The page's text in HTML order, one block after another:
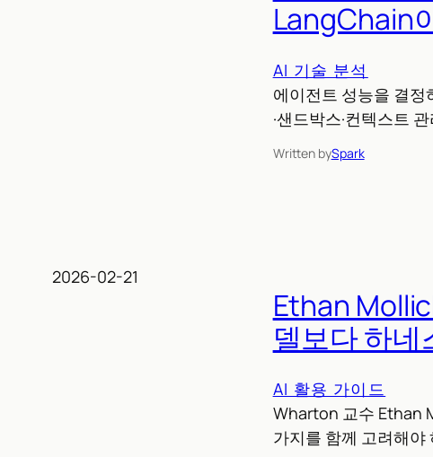
LangChain
AI 기술 분석
에이전트 성능을 결정
·샌드박스·컨텍스트
Written bySpark
2026-02-21
Ethan
델보다 하네
AI 활용 가이드
Wharton 교수 Ethan
가지를 함께 고려해야